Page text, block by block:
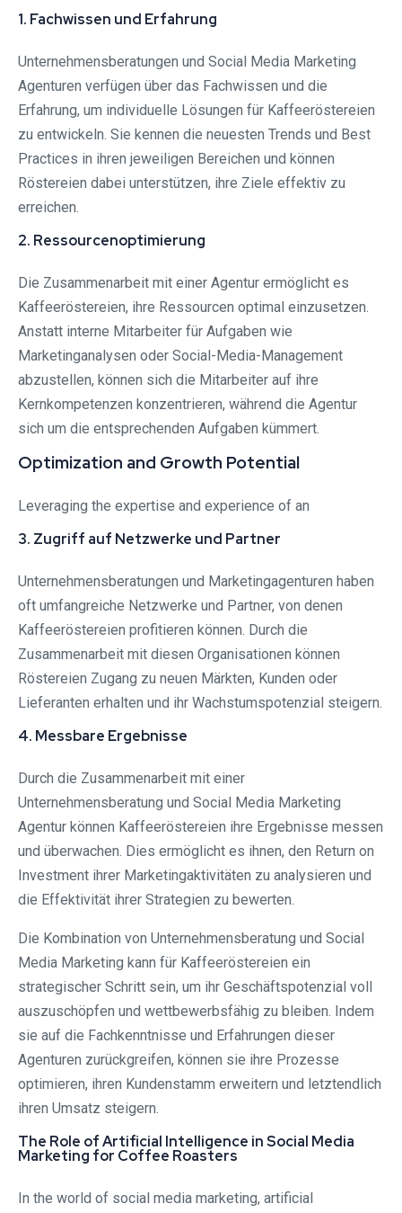
1. Fachwissen und Erfahrung
Unternehmensberatungen und Social Media Marketing
Agenturen verfügen über das Fachwissen und die
Erfahrung, um individuelle Lösungen für Kaffeeröstereien
zu entwickeln. Sie kennen die neuesten Trends und Best
Practices in ihren jeweiligen Bereichen und können
Röstereien dabei unterstützen, ihre Ziele effektiv zu
erreichen.
2. Ressourcenoptimierung
Die Zusammenarbeit mit einer Agentur ermöglicht es
Kaffeeröstereien, ihre Ressourcen optimal einzusetzen.
Anstatt interne Mitarbeiter für Aufgaben wie
Marketinganalysen oder Social-Media-Management
abzustellen, können sich die Mitarbeiter auf ihre
Kernkompetenzen konzentrieren, während die Agentur
sich um die entsprechenden Aufgaben kümmert.
Optimization and Growth Potential
Leveraging the expertise and experience of an
3. Zugriff auf Netzwerke und Partner
Unternehmensberatungen und Marketingagenturen haben
oft umfangreiche Netzwerke und Partner, von denen
Kaffeeröstereien profitieren können. Durch die
Zusammenarbeit mit diesen Organisationen können
Röstereien Zugang zu neuen Märkten, Kunden oder
Lieferanten erhalten und ihr Wachstumspotenzial steigern.
4. Messbare Ergebnisse
Durch die Zusammenarbeit mit einer
Unternehmensberatung und Social Media Marketing
Agentur können Kaffeeröstereien ihre Ergebnisse messen
und überwachen. Dies ermöglicht es ihnen, den Return on
Investment ihrer Marketingaktivitäten zu analysieren und
die Effektivität ihrer Strategien zu bewerten.
Die Kombination von Unternehmensberatung und Social
Media Marketing kann für Kaffeeröstereien ein
strategischer Schritt sein, um ihr Geschäftspotenzial voll
auszuschöpfen und wettbewerbsfähig zu bleiben. Indem
sie auf die Fachkenntnisse und Erfahrungen dieser
Agenturen zurückgreifen, können sie ihre Prozesse
optimieren, ihren Kundenstamm erweitern und letztendlich
ihren Umsatz steigern.
The Role of Artificial Intelligence in Social Media
Marketing for Coffee Roasters
In the world of social media marketing, artificial